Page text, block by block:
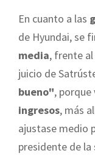
En cuanto a las
de Hyundai, se
media, frente al
juicio de
bueno", porque
ingresos, más
ajustase medio
presidente de